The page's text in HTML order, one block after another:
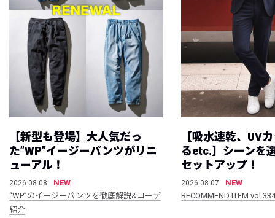
【新型も登場】大人気だっ
た”WP”イージーパンツがリニ
ューアル！
2026.08.08
NEW
“WP”のイージーパンツを徹底解説&コーデ
紹介
【吸水速乾、UV
るetc.】シーンを
セットアップ！
2026.08.07
NEW
RECOMMEND ITEM vol.334